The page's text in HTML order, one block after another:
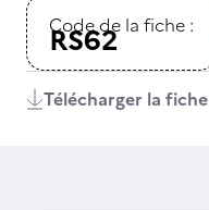
Code de la fiche :
RS62
Télécharger la fiche